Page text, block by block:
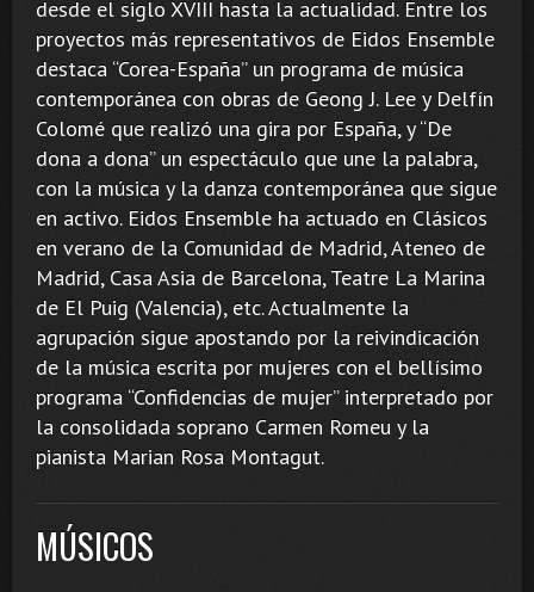
desde el siglo XVIII hasta la actualidad. Entre los
proyectos más representativos de Eidos Ensemble
destaca “Corea-España” un programa de música
contemporánea con obras de Geong J. Lee y Delfín
Colomé que realizó una gira por España, y “De
dona a dona” un espectáculo que une la palabra,
con la música y la danza contemporánea que sigue
en activo. Eidos Ensemble ha actuado en Clásicos
en verano de la Comunidad de Madrid, Ateneo de
Madrid, Casa Asia de Barcelona, Teatre La Marina
de El Puig (Valencia), etc. Actualmente la
agrupación sigue apostando por la reivindicación
de la música escrita por mujeres con el bellísimo
programa “Confidencias de mujer” interpretado por
la consolidada soprano Carmen Romeu y la
pianista Marian Rosa Montagut.
MÚSICOS